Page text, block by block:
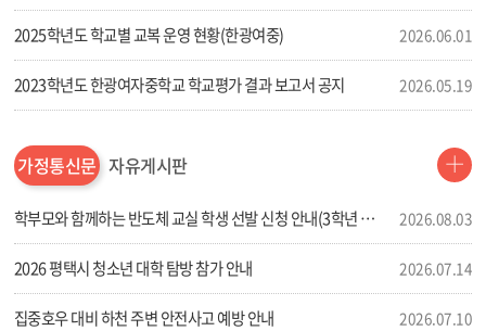
2025학년도 학교별 교복 운영 현황(한광여중) 2026.06.01
2023학년도 한광여자중학교 학교평가 결과 보고서 공지 2026.05.19
가정통신문
학부모와 함께하는 반도체 교실 학생 선발 신청 안내(3학년 대상) 2026.08.03
2026 평택시 청소년 대학 탐방 참가 안내 2026.07.14
집중호우 대비 하천 주변 안전사고 예방 안내 2026.07.10
가
정
신
문
더
기
자유게시판